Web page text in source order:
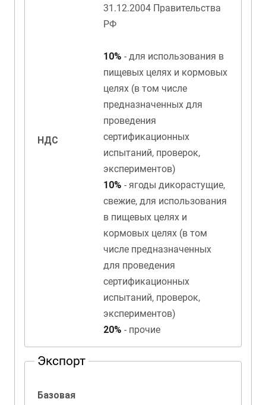
НДС
31.12.2004 Правительства
РФ
10% - для использования в
пищевых целях и кормовых
целях (в том числе
предназначенных для
проведения
сертификационных
испытаний, проверок,
экспериментов)
10% - ягоды дикорастущие,
свежие, для использования
в пищевых целях и
кормовых целях (в том
числе предназначенных
для проведения
сертификационных
испытаний, проверок,
экспериментов)
20% - прочие
Экспорт
Базовая